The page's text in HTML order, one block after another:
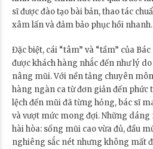
sĩ được đào tạo bài bản, thao tác
xâm lấn và đảm bảo phục hồi nhanh.
Đặc biệt, cái “tâm” và “tầm” của
được khách hàng nhắc đến như lý
nâng mũi. Với nền tảng chuyên
hàng ngàn ca từ đơn giản đến phức
lệch đến mũi đã từng hỏng, bác sĩ
và vượt mức mong đợi. Những dáng
hài hòa: sống mũi cao vừa đủ, đầu
nghiêng sắc nét nhưng không mất